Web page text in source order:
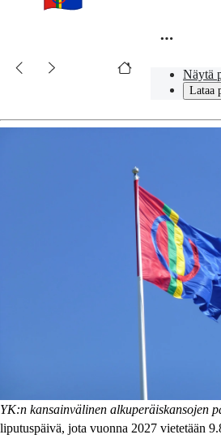
Näytä
Lataa
YK:n kansainvälinen alkuperäiskansojen
liputuspäivä, jota vuonna 2027 vietetään